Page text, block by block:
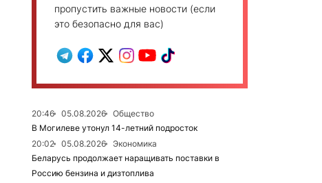
пропустить важные новости (если
это безопасно для вас)
20:46 05.08.2026
Общество
В Могилеве утонул 14-летний подросток
20:02
05.08.2026
Экономика
Беларусь продолжает наращивать поставки в
Россию бензина и дизтоплива